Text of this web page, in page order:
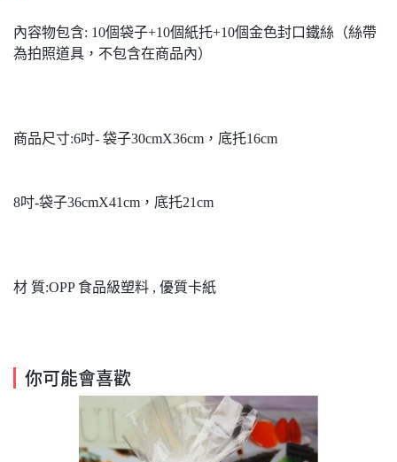
內容物包含: 10個袋子+10個紙托+10個金色封口鐵絲（絲帶
為拍照道具，不包含在商品內）
商品尺寸:6吋- 袋子30cmX36cm，底托16cm
8吋-袋子36cmX41cm，底托21cm
材 質:OPP 食品級塑料 , 優質卡紙
你可能會喜歡